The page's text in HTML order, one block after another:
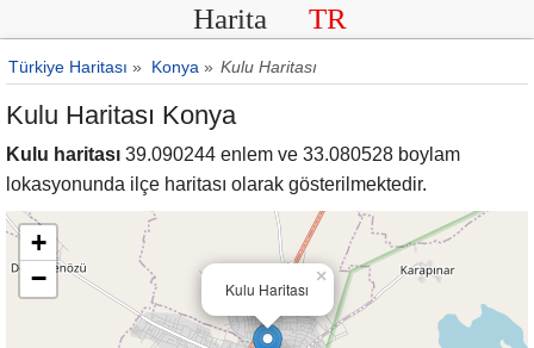
Harita TR
Türkiye Haritası » Konya » Kulu Haritası
Kulu Haritası Konya
Kulu haritası 39.090244 enlem ve 33.080528 boylam
lokasyonunda ilçe haritası olarak gösterilmektedir.
Kulu Haritası
×
+
−